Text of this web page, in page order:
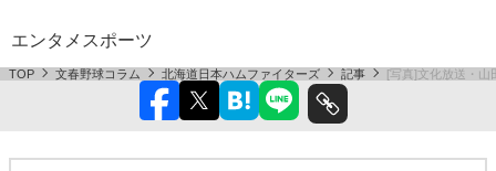
エンタメ スポーツ
TOP 文春野球コラム 北海道日本ハムファイターズ 記事 [写真]文化放送・山